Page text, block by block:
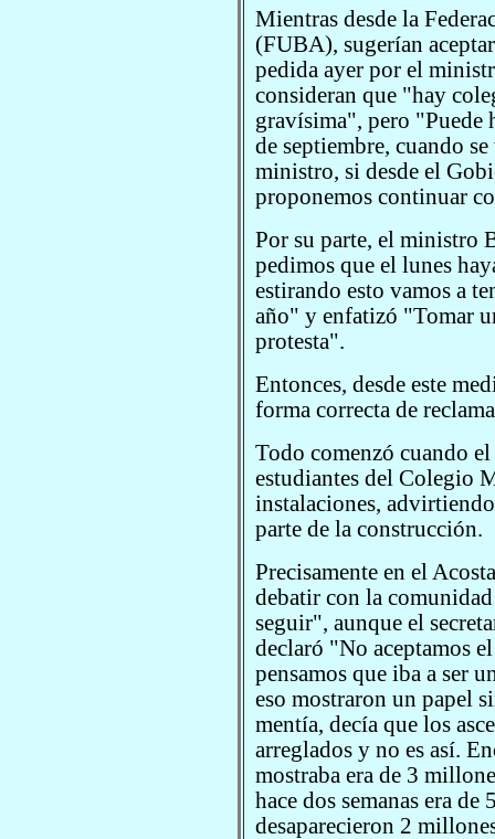
Mientras desde la
(FUBA), sugerían
pedida ayer por el
consideran que "hay
gravísima", pero "Puede
de septiembre, cuando
ministro, si desde el
proponemos continuar
Por su parte, el ministro
pedimos que el lunes
estirando esto vamos a
año" y enfatizó "Tomar
protesta".
Entonces, desde este
forma correcta de
Todo comenzó cuando
estudiantes del Colegio
instalaciones,
parte de la construcción.
Precisamente en el
debatir con la
seguir", aunque el
declaró "No aceptamos
pensamos que iba a ser
eso mostraron un papel
mentía, decía que los
arreglados y no es así.
mostraba era de 3
hace dos semanas era
desaparecieron 2